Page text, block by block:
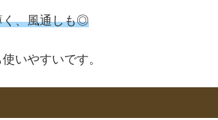
く、風通しも◎
いやすいです。